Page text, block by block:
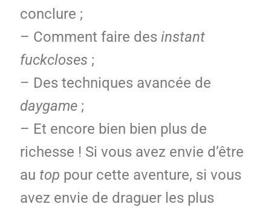
conclure ;
– Comment faire des instant
fuckcloses ;
– Des techniques avancée de
daygame;
– Et encore bien bien plus de
richesse ! Si vous avez envie d’être
au top pour cette aventure, si vous
avez envie de draguer les plus